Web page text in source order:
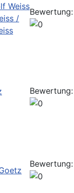
Weiss
/
Bewertung:
Bewertung:
Bewertung: